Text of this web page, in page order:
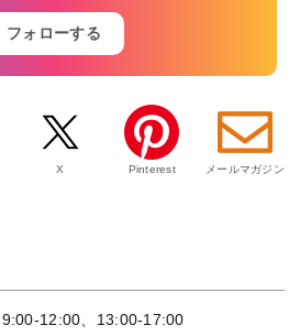
フォローする
X Pinterest メールマガジン
12:00、13:00-17:00